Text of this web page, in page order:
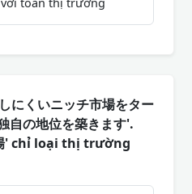
にくいニッチ市場をター
自の地位を築きます'.
' chỉ loại thị trường